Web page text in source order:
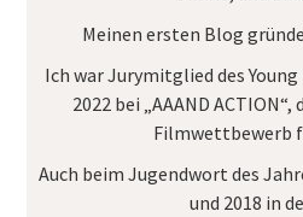
Meinen ersten Blog
Ich war Jurymitglied desYoung
2022 bei „AAAND
Filmwettbewerb
Auch beim Jugendwort des
und 2018 in